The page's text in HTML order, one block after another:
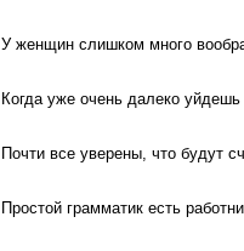
У женщин слишком много
Когда уже очень далеко
Почти все уверены, что будут
Простой грамматик есть